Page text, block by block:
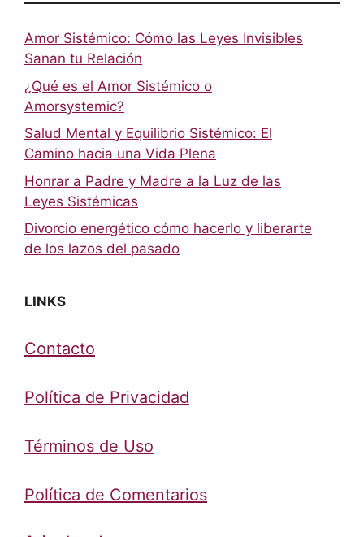
Amor Sistémico: Cómo las Leyes Invisibles
Sanan tu Relación
¿Qué es el Amor Sistémico o
Amorsystemic?
Salud Mental y Equilibrio Sistémico: El
Camino hacia una Vida Plena
Honrar a Padre y Madre a la Luz de las
Leyes Sistémicas
Divorcio energético cómo hacerlo y liberarte
de los lazos del pasado
LINKS
Contacto
Política de Privacidad
Términos de Uso
Política de Comentarios